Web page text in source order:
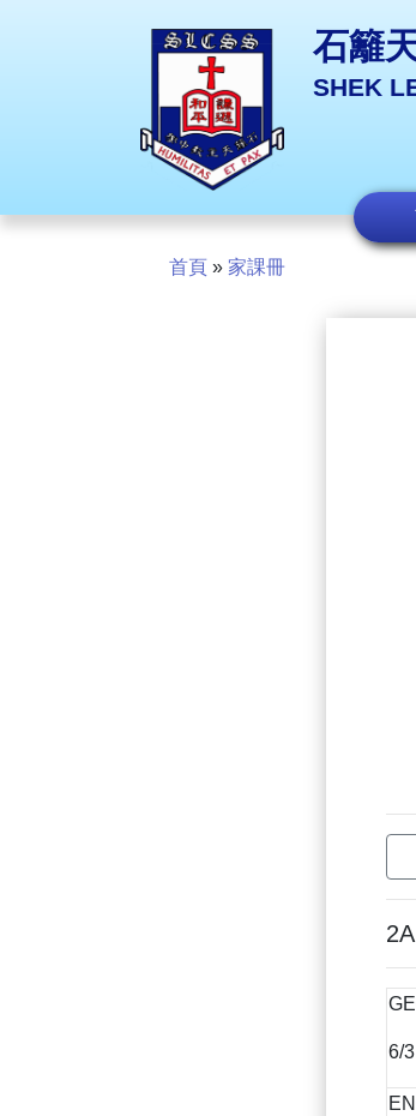
石籬
SHEK
首頁 » 家課冊
6/